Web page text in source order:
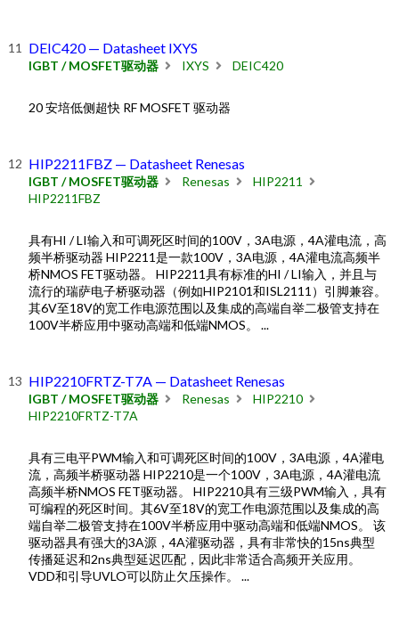
DEIC420 — Datasheet IXYS
IGBT / MOSFET驱动器 IXYS DEIC420
20 安培低侧超快 RF MOSFET 驱动器
HIP2211FBZ — Datasheet Renesas
IGBT / MOSFET驱动器 Renesas
HIP2211
HIP2211FBZ
具有HI / LI输入和可调死区时间的100V，3A电源，4A灌电流，高
频半桥驱动器 HIP2211是一款100V，3A电源，4A灌电流高频半
桥NMOS FET驱动器。 HIP2211具有标准的HI / LI输入，并且与
流行的瑞萨电子桥驱动器（例如HIP2101和ISL2111）引脚兼容。
其6V至18V的宽工作电源范围以及集成的高端自举二极管支持在
100V半桥应用中驱动高端和低端NMOS。 ...
HIP2210FRTZ-T7A — Datasheet Renesas
IGBT / MOSFET驱动器 Renesas
HIP2210
HIP2210FRTZ-T7A
具有三电平PWM输入和可调死区时间的100V，3A电源，4A灌电
流，高频半桥驱动器 HIP2210是一个100V，3A电源，4A灌电流
高频半桥NMOS FET驱动器。 HIP2210具有三级PWM输入，具有
可编程的死区时间。其6V至18V的宽工作电源范围以及集成的高
端自举二极管支持在100V半桥应用中驱动高端和低端NMOS。 该
驱动器具有强大的3A源，4A灌驱动器，具有非常快的15ns典型
传播延迟和2ns典型延迟匹配，因此非常适合高频开关应用。
VDD和引导UVLO可以防止欠压操作。 ...